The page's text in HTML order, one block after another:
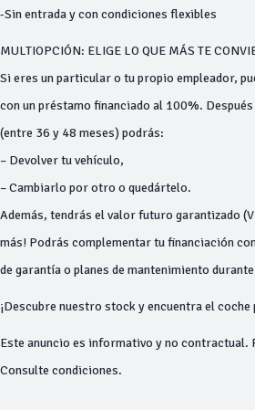
-Sin entrada y con condiciones flexibles
MULTIOPCIÓN: ELIGE LO QUE MÁS TE
Si eres un particular o tu propio empleador,
con un préstamo financiado al 100%.
(entre 36 y 48 meses) podrás:
– Devolver tu vehículo,
– Cambiarlo por otro o quedártelo.
Además, tendrás el valor futuro garantizado
más! Podrás complementar tu financiación
de garantía o planes de mantenimiento
¡Descubre nuestro stock y encuentra el
Este anuncio es informativo y no contractual.
Consulte condiciones.